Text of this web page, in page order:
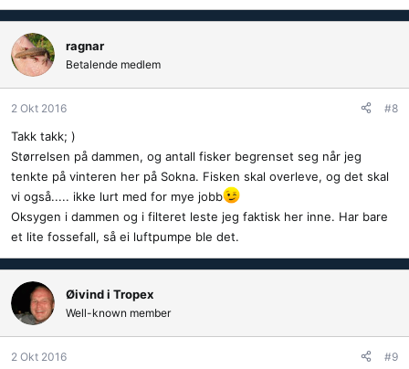
ragnar
Betalende medlem
2 Okt 2016 #8
Takk takk; )
Størrelsen på dammen, og antall fisker begrenset seg når jeg
tenkte på vinteren her på Sokna. Fisken skal overleve, og det skal
vi også..... ikke lurt med for mye jobb
Oksygen i dammen og i filteret leste jeg faktisk her inne. Har bare
et lite fossefall, så ei luftpumpe ble det.
Øivind i Tropex
Well-known member
2 Okt 2016 #9